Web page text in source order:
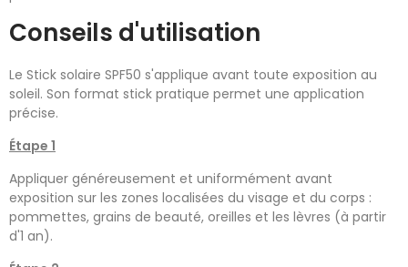
Conseils d'utilisation
Le Stick solaire SPF50 s'applique avant toute exposition au
soleil. Son format stick pratique permet une application
précise.
Étape 1
Appliquer généreusement et uniformément avant
exposition sur les zones localisées du visage et du corps :
pommettes, grains de beauté, oreilles et les lèvres (à partir
d'1 an).